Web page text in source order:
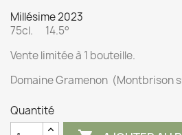
Millésime 2023
75cl. 14.5°
Vente limitée à 1 bouteille.
DomaineGramenon (Montbrison
Quantité